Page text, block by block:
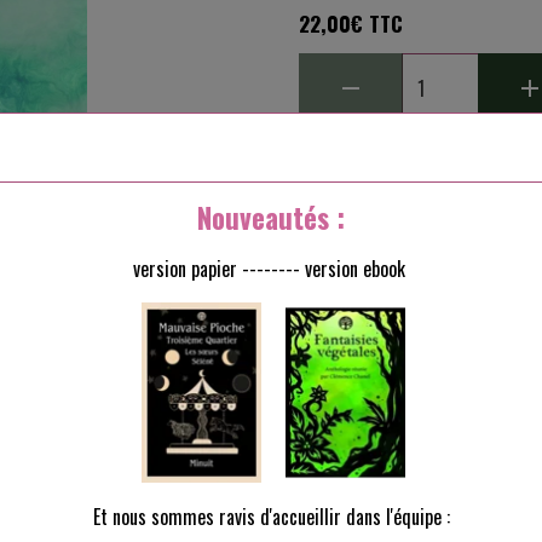
22,00€ TTC
Ajouter au panier
État du produit :
Fabricant :LSF
Roman Les Signes de la vie
Découvrir le livre
Nouveautés :
version papier -------- version ebook
Et nous sommes ravis d'accueillir dans l'équipe :